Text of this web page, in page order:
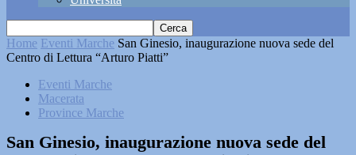
Home Eventi Marche San Ginesio, inaugurazione nuova sede del
Centro di Lettura “Arturo Piatti”
Eventi Marche
Macerata
Province Marche
San Ginesio, inaugurazione nuova sede del